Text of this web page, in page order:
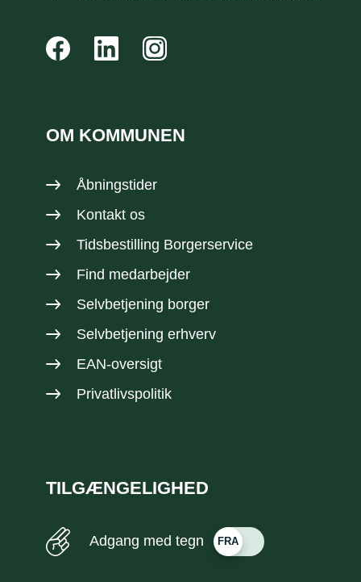
OM KOMMUNEN
Åbningstider
Kontakt os
Tidsbestilling Borgerservice
Find medarbejder
Selvbetjening borger
Selvbetjening erhverv
EAN-oversigt
Privatlivspolitik
TILGÆNGELIGHED
Adgang med tegn